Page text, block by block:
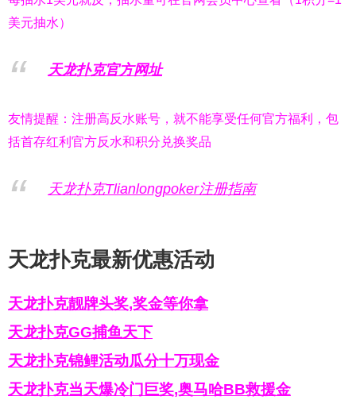
美元抽水）
天龙扑克官方网址
友情提醒：注册高反水账号，就不能享受任何官方福利，包
括首存红利官方反水和积分兑换奖品
天龙扑克Tlianlongpoker注册指南
天龙扑克最新优惠活动
天龙扑克靓牌头奖,奖金等你拿
天龙扑克GG捕鱼天下
天龙扑克锦鲤活动瓜分十万现金
天龙扑克当天爆冷门巨奖,奥马哈BB救援金